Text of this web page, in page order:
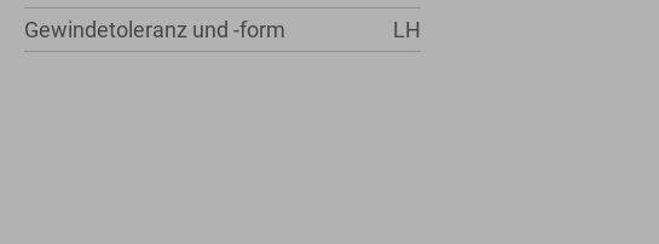
Gewindetoleranz und -form
LH